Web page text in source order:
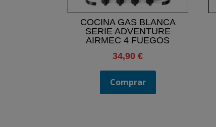
COCINA GAS BLANCA
SERIE ADVENTURE
AIRMEC 4 FUEGOS
34,90€
Comprar